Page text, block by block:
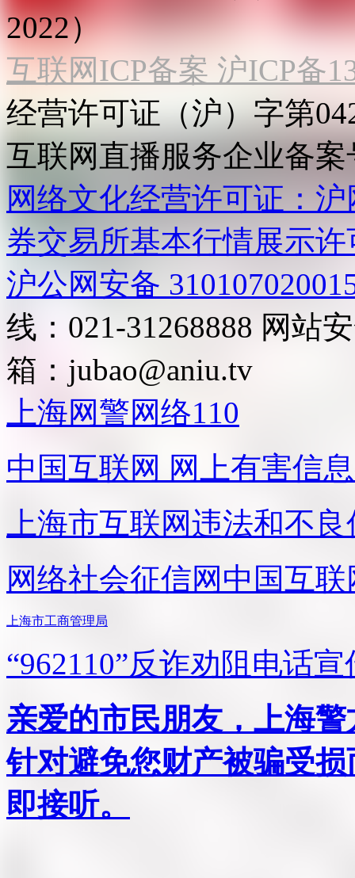
2022）
互联网ICP备案 沪ICP备
经营许可证（沪）字第
互联网直播服务企业备案
网络文化经营许可证：
券交易所基本行情展示许
沪公网安备
线：021-31268888 网站
箱： jubao@aniu.tv
上海网警网络110
中国互联网 网上有害信
上海市互联网违法和不
网络社会征信网 中国互
上海市工商管理局
“962110”反诈劝阻电话宣
亲爱的市民朋友，上海
针对避免您财产被骗受
即接听。